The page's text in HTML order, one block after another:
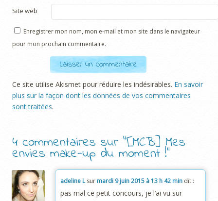
Site web
Enregistrer mon nom, mon e-mail et mon site dans le navigateur
pour mon prochain commentaire.
Ce site utilise Akismet pour réduire les indésirables. En savoir
plus sur la façon dont les données de vos commentaires
sont traitées.
4 commentaires sur “[MCB] Mes
envies make-up du moment !”
adeline Lsur mardi 9 juin 2015 à 13 h 42 min dit :
pas mal ce petit concours, je l’ai vu sur